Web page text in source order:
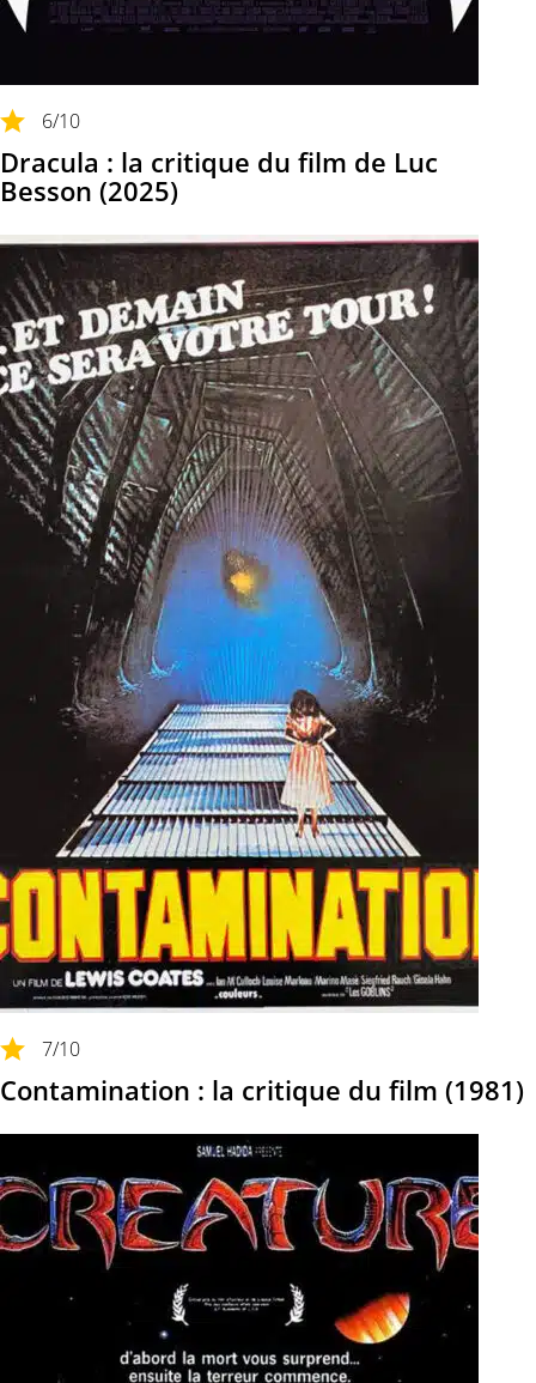
6/10
Dracula : la critique du film de Luc
Besson (2025)
7/10
Contamination : la critique du film (1981)